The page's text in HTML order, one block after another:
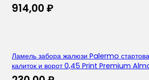
914,00 ₽
Ламель забора жалюзи Palermo
калиток и ворот 0,45 Print Premium